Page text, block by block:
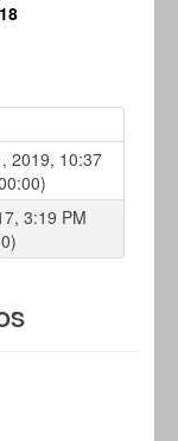
2019, 10:37
3:19 PM